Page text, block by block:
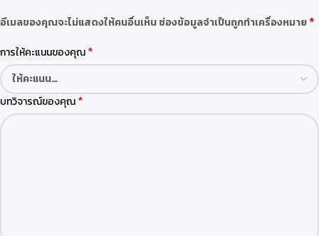
อีเมลของคุณจะไม่แสดงให้คนอื่นเห็นช่องข้อมูลจำเป็นถูกทำเครื่องหมาย*
การให้คะแนนของคุณ*
บทวิจารณ์ของคุณ*